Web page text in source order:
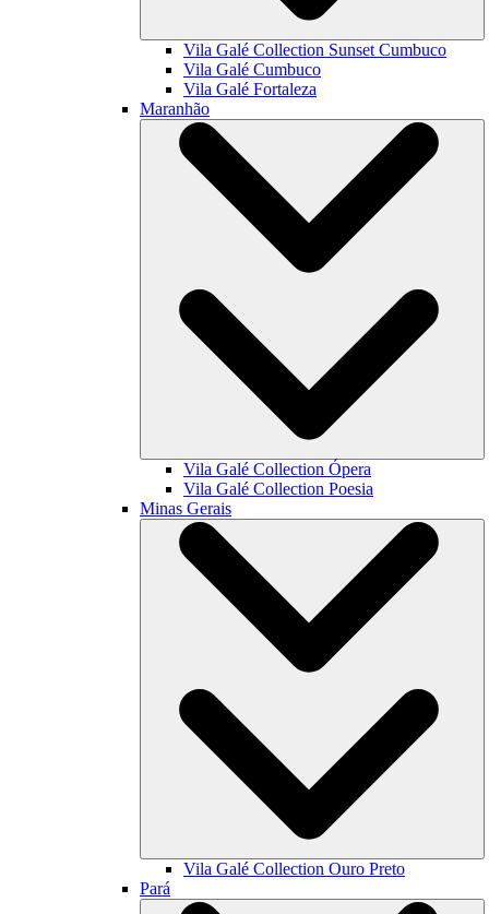
Vila Galé Collection Sunset Cumbuco
Vila Galé Cumbuco
Vila Galé Fortaleza
Maranhão
Vila Galé Collection Ópera
Vila Galé Collection Poesia
Minas Gerais
Vila Galé Collection Ouro Preto
Pará